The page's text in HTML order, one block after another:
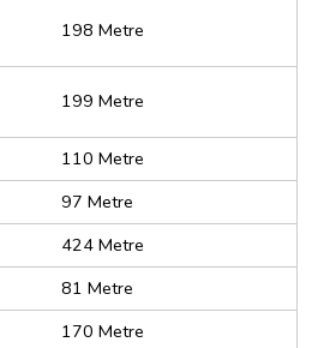
198 Metre
199 Metre
110 Metre
97 Metre
424 Metre
81 Metre
170 Metre